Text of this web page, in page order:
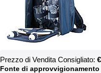
Prez­zo di Ven­di­ta Con­si­glia­to:
Fon­te di ap­prov­vi­gio­na­men­to